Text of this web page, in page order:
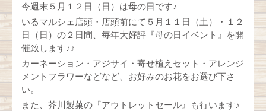
今週末５月１２日（日）は母の日です♪
いるマルシェ店頭・店頭前にて５月１１日（土）・１２
日（日）の２日間、毎年大好評『母の日イベント』を開
催致します♪♪
カーネーション・アジサイ・寄せ植えセット・アレンジ
メントフラワーなどなど、お好みのお花をお選び下さ
い。
また、芥川製菓の『アウトレットセール』も行います♪